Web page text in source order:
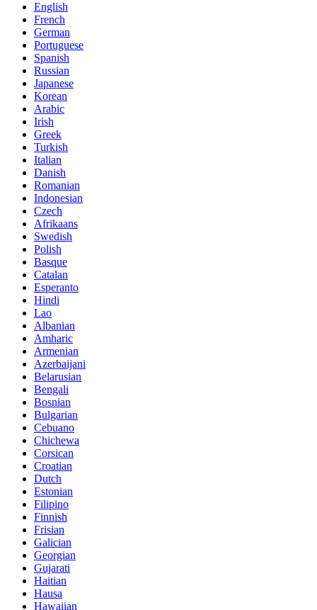
English
French
German
Portuguese
Spanish
Russian
Japanese
Korean
Arabic
Irish
Greek
Turkish
Italian
Danish
Romanian
Indonesian
Czech
Afrikaans
Swedish
Polish
Basque
Catalan
Esperanto
Hindi
Lao
Albanian
Amharic
Armenian
Azerbaijani
Belarusian
Bengali
Bosnian
Bulgarian
Cebuano
Chichewa
Corsican
Croatian
Dutch
Estonian
Filipino
Finnish
Frisian
Galician
Georgian
Gujarati
Haitian
Hausa
Hawaiian